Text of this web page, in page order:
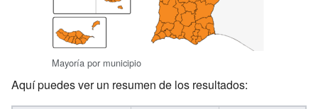
Mayoría por municipio
Aquí puedes ver un resumen de los resultados: